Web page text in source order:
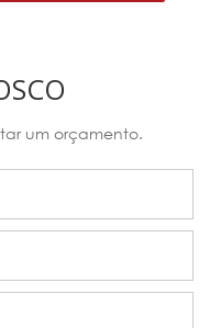
um orçamento.